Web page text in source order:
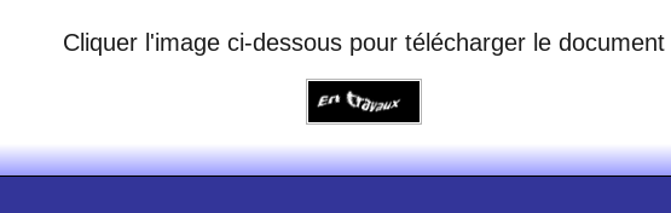
Cliquer l'image ci-dessous pour télécharger le document